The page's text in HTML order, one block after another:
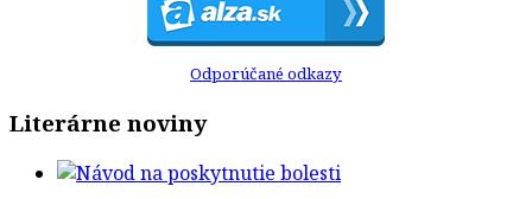
Odporúčané odkazy
Literárne noviny